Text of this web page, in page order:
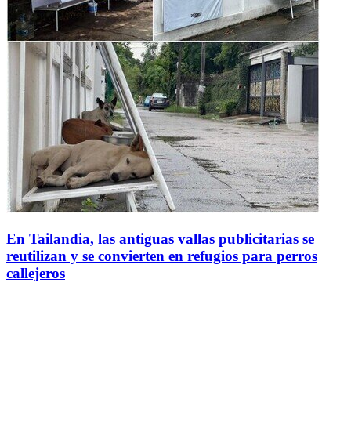
En Tailandia, las antiguas vallas publicitarias se
reutilizan y se convierten en refugios para perros
callejeros